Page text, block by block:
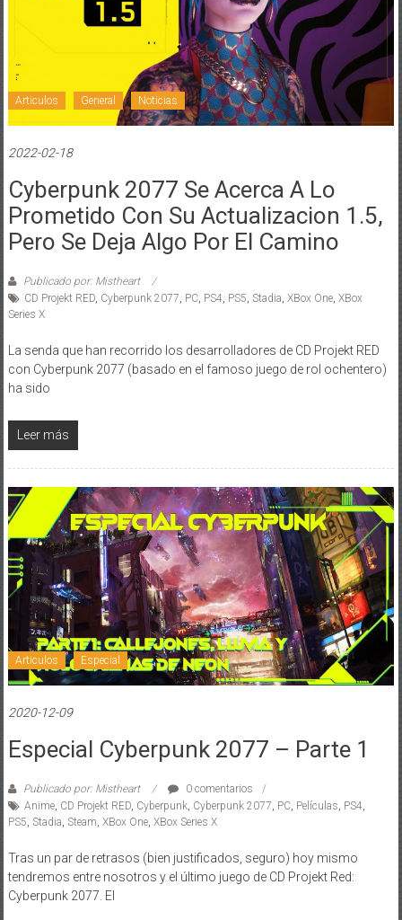
Articulos General Noticias
2022-02-18
Cyberpunk 2077 Se Acerca A Lo
Prometido Con Su Actualizacion 1.5,
Pero Se Deja Algo Por El Camino
Publicado por: Mistheart
CD Projekt RED, Cyberpunk 2077, PC, PS4, PS5, Stadia, XBox One, XBox
Series X
La senda que han recorrido los desarrolladores de CD Projekt RED
con Cyberpunk 2077 (basado en el famoso juego de rol ochentero)
ha sido
Leer más
Articulos Especial
2020-12-09
Especial Cyberpunk 2077 – Parte 1
Publicado por: Mistheart
0 comentarios
Anime, CD Projekt RED, Cyberpunk, Cyberpunk 2077, PC, Películas, PS4,
PS5, Stadia, Steam, XBox One, XBox Series X
Tras un par de retrasos (bien justificados, seguro) hoy mismo
tendremos entre nosotros y el último juego de CD Projekt Red:
Cyberpunk 2077. El